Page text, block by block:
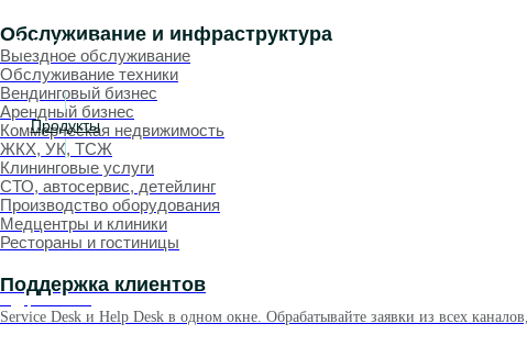
Зарегистрироваться
Продукты
Обслуживание и инфраструктура
Выездное обслуживание
Обслуживание техники
Вендинговый бизнес
Арендный бизнес
Коммерческая недвижимость
ЖКХ, УК, ТСЖ
Клининговые услуги
СТО, автосервис, детейлинг
Производство оборудования
Медцентры и клиники
Рестораны и гостиницы
Поддержка клиентов
Service Desk и Help Desk в одном окне. Обрабатывайте заявки из всех